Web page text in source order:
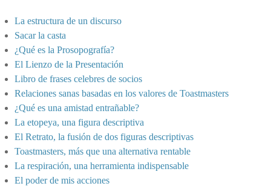
La estructura de un discurso
Sacar la casta
¿Qué es la Prosopografía?
El Lienzo de la Presentación
Libro de frases celebres de socios
Relaciones sanas basadas en los valores de Toastmasters
¿Qué es una amistad entrañable?
La etopeya, una figura descriptiva
El Retrato, la fusión de dos figuras descriptivas
Toastmasters, más que una alternativa rentable
La respiración, una herramienta indispensable
El poder de mis acciones